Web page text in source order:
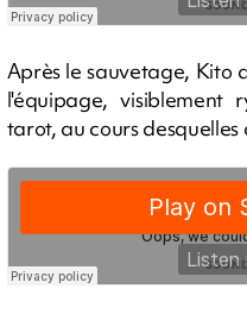
Après le sauvetage, Kito
l'équipage,
tarot, au cours desquelles